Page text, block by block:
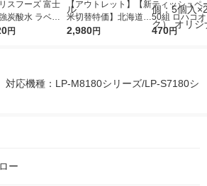
スフーズ 富士
炭酸水 ラベル
1箱（24
円
【アウトレット】【新
米切替特価】北海道産
ななつぼし 無洗米 5k
2,980円
ティッシュペ
50組 ロハコ
ルソフトパッ
オリジナル
470円
対応機種：LP-M8180シリーズ/LP-S7180シ
ー